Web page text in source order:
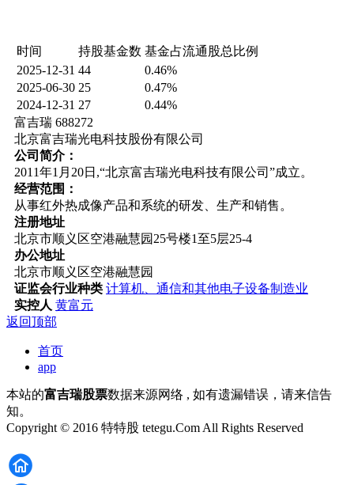
时间 持股基金数 基金占流通股总比例
2025-12-31 44
0.46%
2025-06-30 25
0.47%
2024-12-31 27
0.44%
富吉瑞 688272
北京富吉瑞光电科技股份有限公司
公司简介：
2011年1月20日,“北京富吉瑞光电科技有限公司”成立。
经营范围：
从事红外热成像产品和系统的研发、生产和销售。
注册地址
北京市顺义区空港融慧园25号楼1至5层25-4
办公地址
北京市顺义区空港融慧园
证监会行业种类 计算机、通信和其他电子设备制造业
实控人 黄富元
返回顶部
首页
app
本站的富吉瑞股票数据来源网络 , 如有遗漏错误，请来信告
知。
Copyright © 2016 特特股 tetegu.Com All Rights Reserved